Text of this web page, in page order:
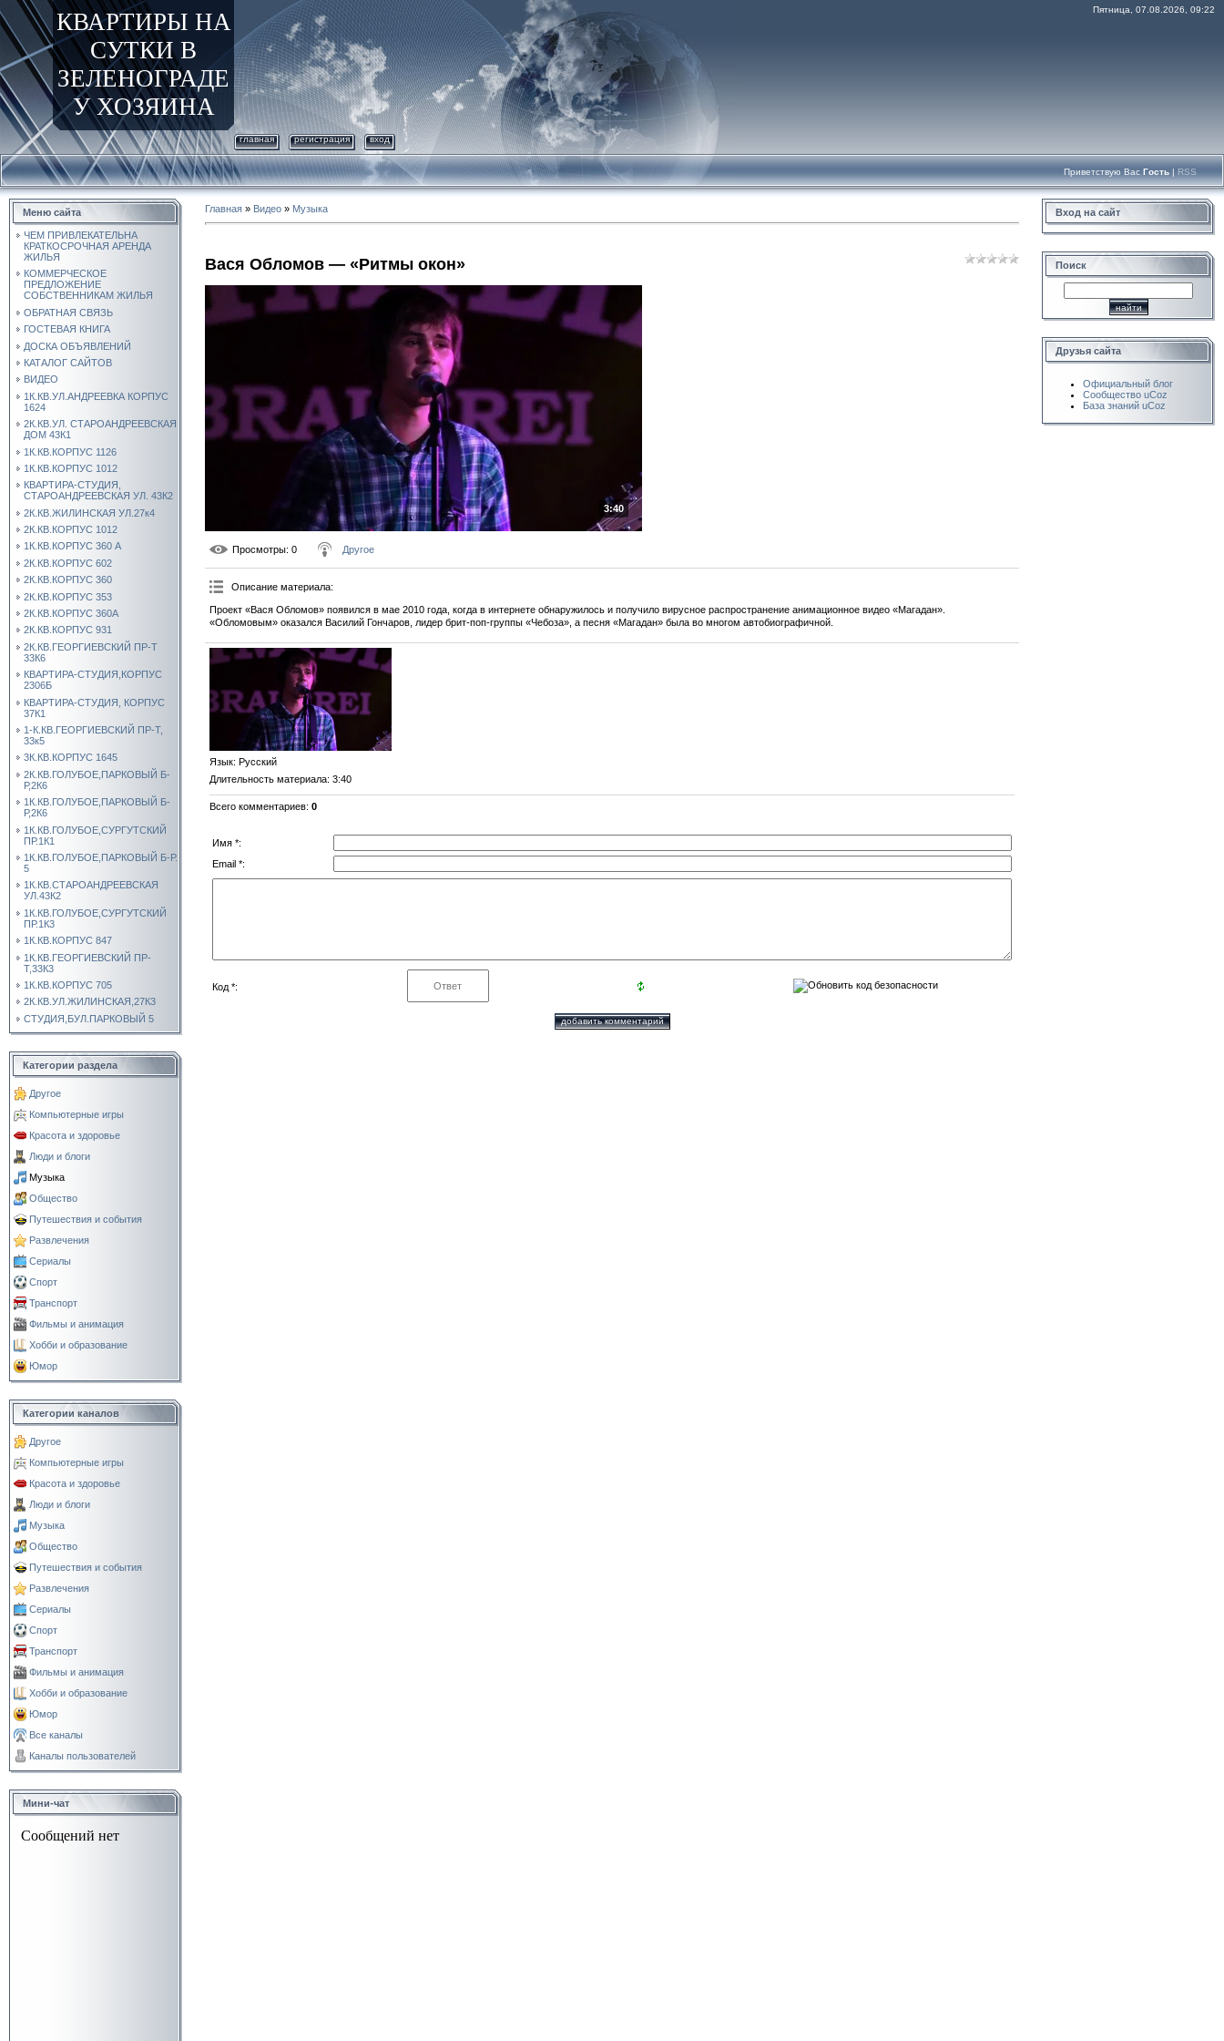
КВАРТИРЫ НА
СУТКИ В
ЗЕЛЕНОГРАДЕ
У ХОЗЯИНА
Пятница, 07.08.2026, 09:22
главная регистрация вход
Приветствую Вас Гость | RSS
Меню сайта
ЧЕМ ПРИВЛЕКАТЕЛЬНА
КРАТКОСРОЧНАЯ АРЕНДА
ЖИЛЬЯ
КОММЕРЧЕСКОЕ
ПРЕДЛОЖЕНИЕ
СОБСТВЕННИКАМ ЖИЛЬЯ
ОБРАТНАЯ СВЯЗЬ
ГОСТЕВАЯ КНИГА
ДОСКА ОБЪЯВЛЕНИЙ
КАТАЛОГ САЙТОВ
ВИДЕО
1К.КВ.УЛ.АНДРЕЕВКА КОРПУС
1624
2К.КВ.УЛ. СТАРОАНДРЕЕВСКАЯ
ДОМ 43К1
1К.КВ.КОРПУС 1126
1К.КВ.КОРПУС 1012
КВАРТИРА-СТУДИЯ,
СТАРОАНДРЕЕВСКАЯ УЛ. 43К2
2К.КВ.ЖИЛИНСКАЯ УЛ.27к4
2К.КВ.КОРПУС 1012
1К.КВ.КОРПУС 360 А
2К.КВ.КОРПУС 602
2К.КВ.КОРПУС 360
2К.КВ.КОРПУС 353
2К.КВ.КОРПУС 360А
2К.КВ.КОРПУС 931
2К.КВ.ГЕОРГИЕВСКИЙ ПР-Т
33К6
КВАРТИРА-СТУДИЯ,КОРПУС
2306Б
КВАРТИРА-СТУДИЯ, КОРПУС
37К1
1-К.КВ.ГЕОРГИЕВСКИЙ ПР-Т,
33к5
3К.КВ.КОРПУС 1645
2К.КВ.ГОЛУБОЕ,ПАРКОВЫЙ Б-
Р,2К6
1К.КВ.ГОЛУБОЕ,ПАРКОВЫЙ Б-
Р,2К6
1К.КВ.ГОЛУБОЕ,СУРГУТСКИЙ
ПР.1К1
1К.КВ.ГОЛУБОЕ,ПАРКОВЫЙ Б-Р.
5
1К.КВ.СТАРОАНДРЕЕВСКАЯ
УЛ.43К2
1К.КВ.ГОЛУБОЕ,СУРГУТСКИЙ
ПР.1К3
1К.КВ.КОРПУС 847
1К.КВ.ГЕОРГИЕВСКИЙ ПР-
Т,33К3
1К.КВ.КОРПУС 705
2К.КВ.УЛ.ЖИЛИНСКАЯ,27К3
СТУДИЯ,БУЛ.ПАРКОВЫЙ 5
Категории раздела
Другое
Компьютерные игры
Красота и здоровье
Люди и блоги
Музыка
Общество
Путешествия и события
Развлечения
Сериалы
Спорт
Транспорт
Фильмы и анимация
Хобби и образование
Юмор
Категории каналов
Другое
Компьютерные игры
Красота и здоровье
Люди и блоги
Музыка
Общество
Путешествия и события
Развлечения
Сериалы
Спорт
Транспорт
Фильмы и анимация
Хобби и образование
Юмор
Все каналы
Каналы пользователей
Мини-чат
Главная » Видео » Музыка
Вася Обломов — «Ритмы окон»
3:40
Просмотры: 0 Другое
Описание материала:
Проект «Вася Обломов» появился в мае 2010 года, когда в интернете обнаружилось и получило вирусное распространение анимационное видео «Магадан».
«Обломовым» оказался Василий Гончаров, лидер брит-поп-группы «Чебоза», а песня «Магадан» была во многом автобиографичной.
Язык: Русский
Длительность материала: 3:40
Всего комментариев: 0
Имя *:
Email *:
Код *:
Вход на сайт
Поиск
Друзья сайта
Официальный блог
Сообщество uCoz
База знаний uCoz